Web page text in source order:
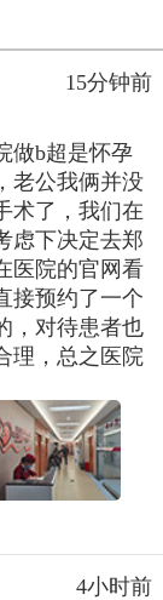
15分钟前
做b超是怀孕
老公我俩并没
术了，我们在
虑下决定去郑
医院的官网看
接预约了一个
，对待患者也
理，总之医院
4小时前